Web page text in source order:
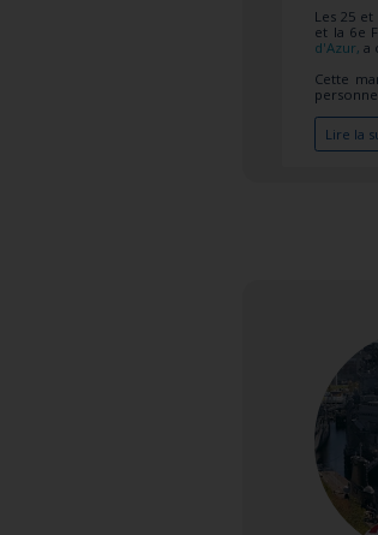
Les 25
et la 6e
d'Azur, a
Cette
Lire la